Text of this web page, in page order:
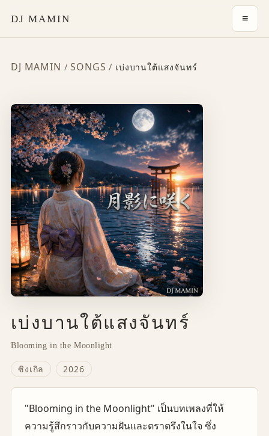
DJ MAMIN ≡
DJ MAMIN /SONGS / เบ่งบานใต้แสงจันทร์
เบ่งบานใต้แสงจันทร์
Blooming in the Moonlight
ซิงเกิล 2026
"Blooming in the Moonlight" เป็นบทเพลงที่ให้
ความรู้สึกราวกับความฝันและตราตรึงในใจ ซึ่ง